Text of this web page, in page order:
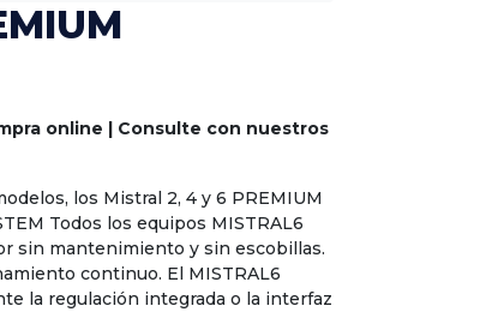
online | Consulte con nuestros
los Mistral 2, 4 y 6 PREMIUM
Todos los equipos MISTRAL6
sin mantenimiento y sin escobillas.
continuo. El MISTRAL6
la regulación integrada o la interfaz